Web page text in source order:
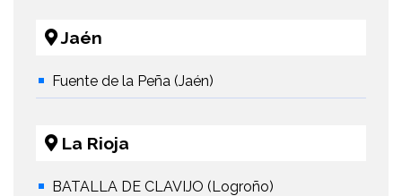
Jaén
Fuente de la Peña (Jaén)
La Rioja
BATALLA DE CLAVIJO (Logroño)